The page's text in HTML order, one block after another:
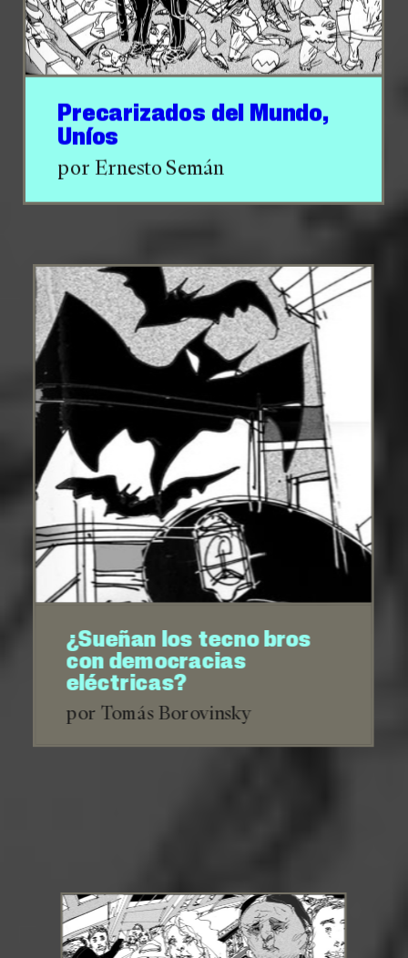
Precarizados del Mundo,
Uníos
por Ernesto Semán
¿Sueñan los tecno bros
con democracias
eléctricas?
por Tomás Borovinsky